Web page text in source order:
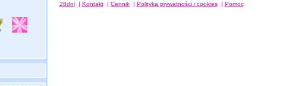
28dni | Kontakt | Cennik | Polityka prywatności i cookies | Pomoc